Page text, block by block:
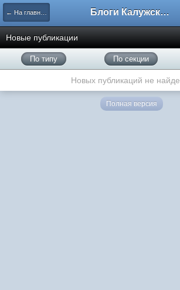
← На главную Блоги Калужского перекрестка
Новые публикации
По типу По секции
Новых публикаций не
Полная версия